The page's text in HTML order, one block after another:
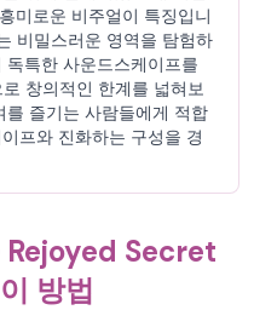
미로운 비주얼이 특징입니
비밀스러운 영역을 탐험하
특한 사운드스케이프를
창의적인 한계를 넓혀보
즐기는 사람들에게 적합
프와 진화하는 구성을 경
Secret
방법